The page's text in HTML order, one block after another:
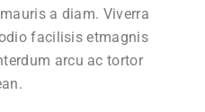
a diam. Viverra
facilisis etmagnis
arcu ac tortor